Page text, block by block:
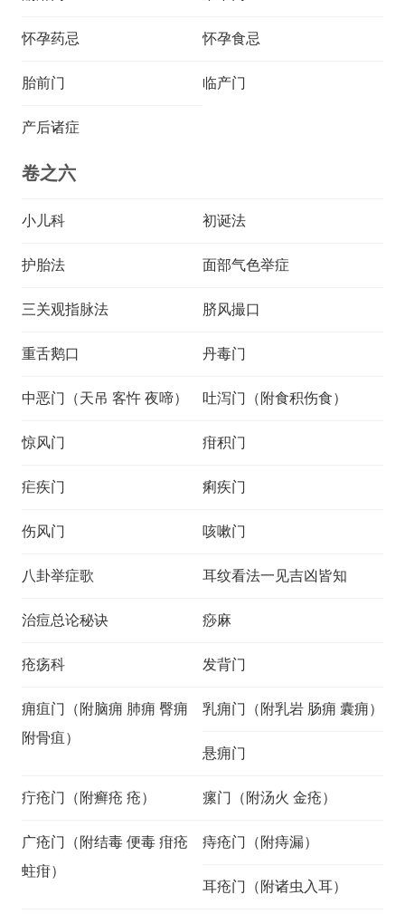
怀孕药忌 怀孕食忌
胎前门 临产门
产后诸症
卷之六
小儿科 初诞法
护胎法 面部气色举症
三关观指脉法 脐风撮口
重舌鹅口 丹毒门
中恶门（天吊 客忤 夜啼） 吐泻门（附食积伤食）
惊风门 疳积门
疟疾门 痢疾门
伤风门 咳嗽门
八卦举症歌 耳纹看法一见吉凶皆知
治痘总论秘诀 痧麻
疮疡科 发背门
痈疽门（附脑痈 肺痈 臀痈
附骨疽）
乳痈门（附乳岩 肠痈 囊痈）
悬痈门
疔疮门（附癣疮 疮） 瘰门（附汤火 金疮）
广疮门（附结毒 便毒 疳疮
蛀疳）
痔疮门（附痔漏）
耳疮门（附诸虫入耳）